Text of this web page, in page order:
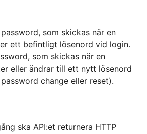
som skickas när en
ett befintligt lösenord vid login.
som skickas när en
eller ändrar till ett nytt lösenord
change eller reset).
ska API:et returnera HTTP